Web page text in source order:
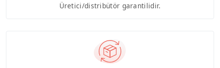
Üretici/distribütör garantilidir.